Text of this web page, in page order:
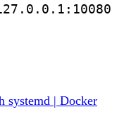
systemd | Docker